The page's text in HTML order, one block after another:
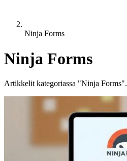
Ninja Forms
Ninja Forms
Artikkelit kategoriassa "Ninja Forms".